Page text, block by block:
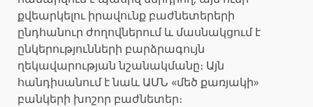
քվեարկելու իրավունք բաժնետերերի
ընդհանուր ժողովներում և մասնակցում է
ընկերությունների բարձրագույն
ղեկավարության նշանակմանը։ Այն
հանդիսանում է նաև ԱՄՆ «մեծ քառյակի»
բանկերի խոշոր բաժնետեր։